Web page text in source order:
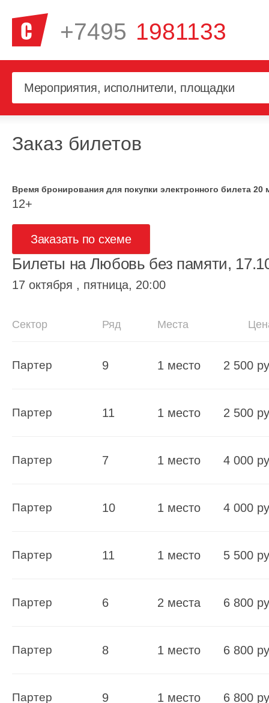
+7495 1981133
Заказ билетов
Время бронирования для покупки электронного билета 20
12+
Заказать по схеме
Билеты на Любовь без памяти,
17 октября , пятница, 20:00
Сектор Ряд Места
Партер 9 1 место 2 500
Партер 11 1 место 2 500
Партер 7 1 место 4 000
Партер 10 1 место 4 000
Партер 11 1 место 5 500
Партер 6 2 места 6 800
Партер 8 1 место 6 800
Партер 9 1 место 6 800